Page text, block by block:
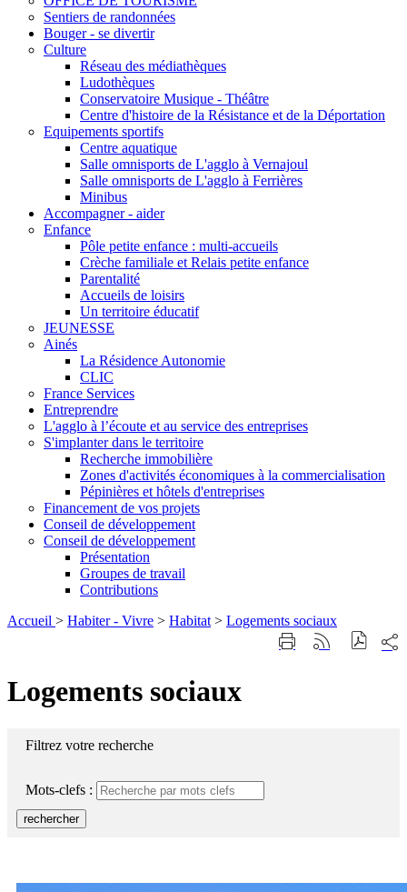
Sentiers de randonnées
Bouger - se divertir
Culture
Réseau des médiathèques
Ludothèques
Conservatoire Musique - Théâtre
Centre d'histoire de la Résistance et de la Déportation
Equipements sportifs
Centre aquatique
Salle omnisports de L'agglo à Vernajoul
Salle omnisports de L'agglo à Ferrières
Minibus
Accompagner - aider
Enfance
Pôle petite enfance : multi-accueils
Crèche familiale et Relais petite enfance
Parentalité
Accueils de loisirs
Un territoire éducatif
JEUNESSE
Ainés
La Résidence Autonomie
CLIC
France Services
Entreprendre
L'agglo à l’écoute et au service des entreprises
S'implanter dans le territoire
Recherche immobilière
Zones d'activités économiques à la commercialisation
Pépinières et hôtels d'entreprises
Financement de vos projets
Conseil de développement
Conseil de développement
Présentation
Groupes de travail
Contributions
Accueil > Habiter - Vivre > Habitat > Logements sociaux
ImprimerGénérer
sur
Logements sociaux
Filtrez votre recherche
Mots-clefs :
rechercher